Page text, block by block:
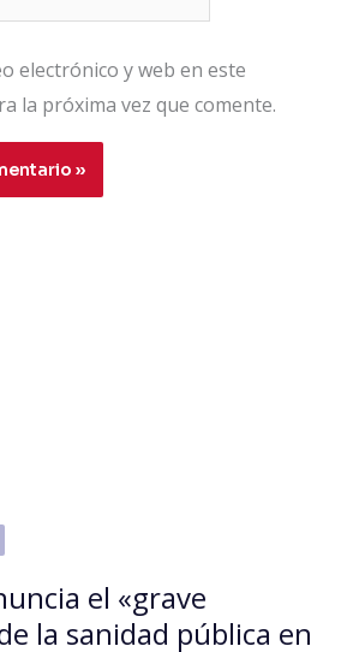
electrónico y web en este
la próxima vez que comente.
el «grave
la sanidad pública en